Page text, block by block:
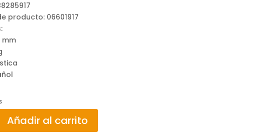
producto: 06601917
mm
Añadir al carrito